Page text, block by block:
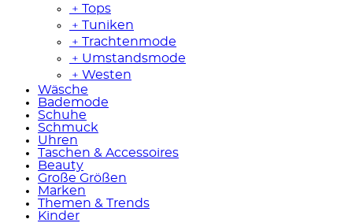
﹢ Tops
﹢ Tuniken
﹢ Trachtenmode
﹢ Umstandsmode
﹢ Westen
Wäsche
Bademode
Schuhe
Schmuck
Uhren
Taschen & Accessoires
Beauty
Große Größen
Marken
Themen & Trends
Kinder